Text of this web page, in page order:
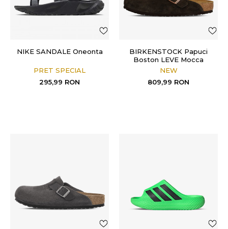
NIKE SANDALE Oneonta
PRET SPECIAL
295,99 RON
BIRKENSTOCK Papuci
Boston LEVE Mocca
NEW
809,99 RON